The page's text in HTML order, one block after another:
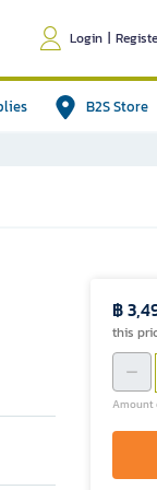
Login |
B2S Store
฿
this
Amount